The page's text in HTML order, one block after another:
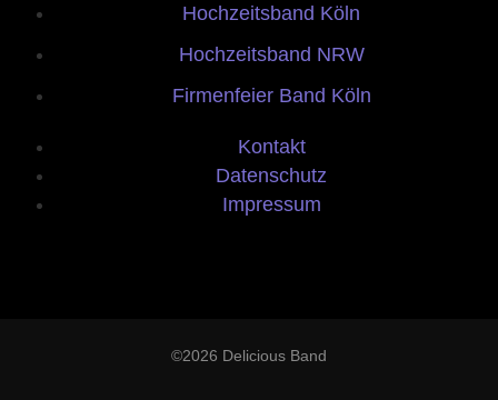
Hochzeitsband Köln
Hochzeitsband NRW
Firmenfeier Band Köln
Kontakt
Datenschutz
Impressum
©2026 Delicious Band